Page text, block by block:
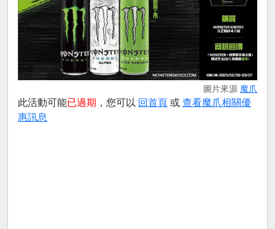
圖片來源 魔爪
此活動可能已過期 ，您可以 回首頁 或 查看魔爪相關優
惠訊息